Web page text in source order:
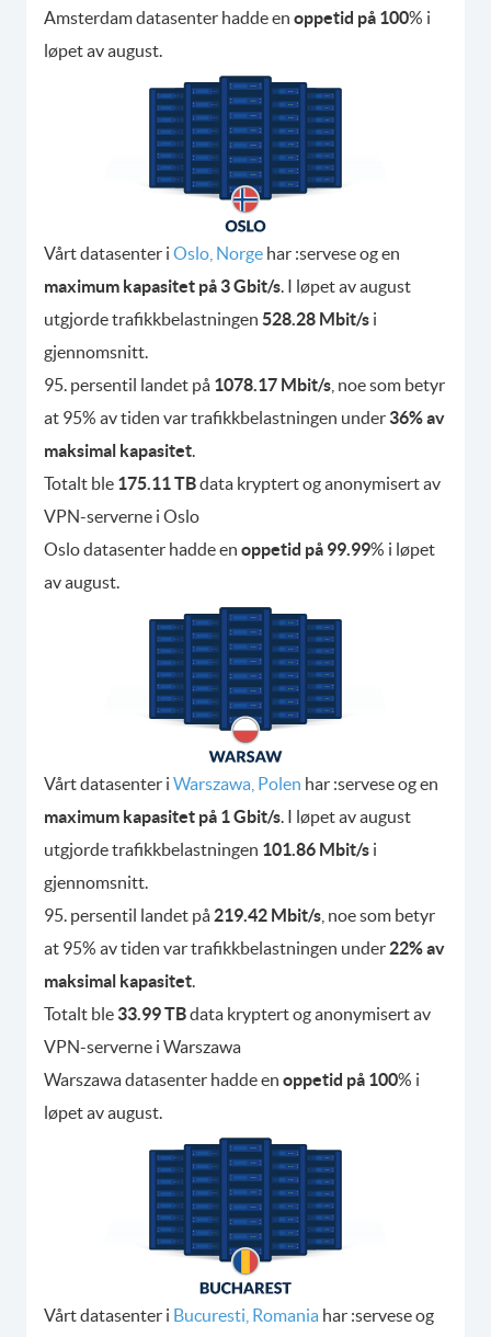
Amsterdam datasenter hadde en oppetid på 100% i
løpet av august.
Vårt datasenter i Oslo, Norge har :servese og en
maximum kapasitet på 3 Gbit/s . I løpet av august
utgjorde trafikkbelastningen 528.28 Mbit/s i
gjennomsnitt.
95. persentil landet på 1078.17 Mbit/s , noe som betyr
at 95% av tiden var trafikkbelastningen under 36% av
maksimal kapasitet
Totalt ble 175.11 TBdata kryptert og anonymisert av
VPN-serverne i Oslo
Oslo datasenter hadde en oppetid på 99.99% i løpet
av august.
Vårt datasenter i Warszawa, Polen har :servese og en
maximum kapasitet på 1 Gbit/s. I løpet av august
utgjorde trafikkbelastningen 101.86 Mbit/s i
gjennomsnitt.
95. persentil landet på 219.42 Mbit/s , noe som betyr
at 95% av tiden var trafikkbelastningen under 22% av
maksimal kapasitet.
Totalt ble 33.99 TBdata kryptert og anonymisert av
VPN-serverne i Warszawa
Warszawa datasenter hadde en oppetid på 100% i
løpet av august.
Vårt datasenter i Bucuresti, Romania har :servese og